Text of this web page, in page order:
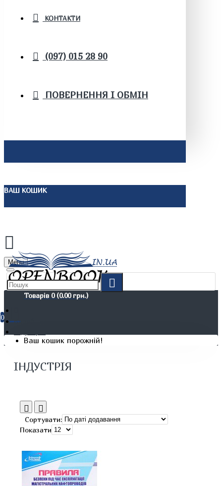
КОНТАКТИ
(097) 015 28 90
ПОВЕРНЕННЯ І ОБМІН
ВАШ КОШИК
Menu
Товарів 0 (0.00 грн.)
0
Ваш кошик порожній!
Виробник
ІНДУСТРІЯ
Сортувати:
Показати